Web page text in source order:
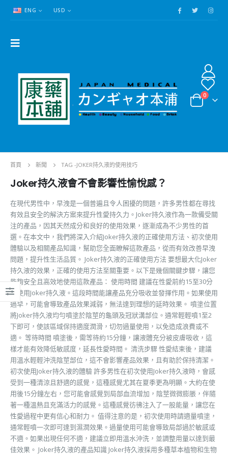
ENG USD
0
首頁 新聞 TAG -JOKER持久液的使用技巧
Joker持久液會不會影響性愉悅感？
在現代男性中，早洩是一個普遍且令人困擾的問題，許多男性都在尋找
有效且安全的解決方案來提升性愛持久力。Joker持久液作為一款備受關
注的產品，因其天然成分和良好的使用效果，逐漸成為不少男性的首
選。在本文中，我們將深入介紹Joker持久液的正確使用方法、初次使用
體驗以及相關產品知識，幫助您全面瞭解這款產品，從而有效改善早洩
問題，提升性生活品質。 Joker持久液的正確使用方法 要想最大化Joker
持久液的效果，正確的使用方法至關重要。以下是幾個關鍵步驟，讓您
能夠安全且高效地使用這款產品： 使用時間 建議在性愛前約15至30分
鐘使用Joker持久液。這段時間能讓產品充分吸收並發揮作用。如果使用
過早，可能會導致產品效果減弱，無法達到理想的延時效果。 噴塗位置
將Joker持久液均勻噴塗於陰莖的龜頭及冠狀溝部位。通常輕輕噴1至2
下即可，使該區域保持適度潤滑，切勿過量使用，以免造成浪費或不
適。 等待時間 噴塗後，需等待約15分鐘，讓液體充分被皮膚吸收，這
樣才能有效降低敏感度，延長性愛時間。 清洗步驟 性愛結束後，建議
用溫水輕輕沖洗陰莖部位，這不會影響產品效果，且有助於保持清潔。
初次使用Joker持久液的體驗 許多男性在初次使用Joker持久液時，會感
受到一種清涼且舒適的感覺，這種感覺尤其在夏季更為明顯。大約在使
用後15分鐘左右，您可能會感覺到局部血流增加，陰莖微微膨脹，伴隨
著一種溫熱且充滿活力的感覺。這種感覺彷彿注入了一股能量，讓您在
性愛過程中更有信心和耐力。 值得注意的是，初次使用時請適量噴塗，
通常輕噴一次即可達到濕潤效果。過量使用可能會導致局部過於敏感或
不適。如果出現任何不適，建議立即用溫水沖洗，並調整用量以達到最
佳效果。 Joker持久液的產品知識 Joker持久液採用多種草本植物和生物